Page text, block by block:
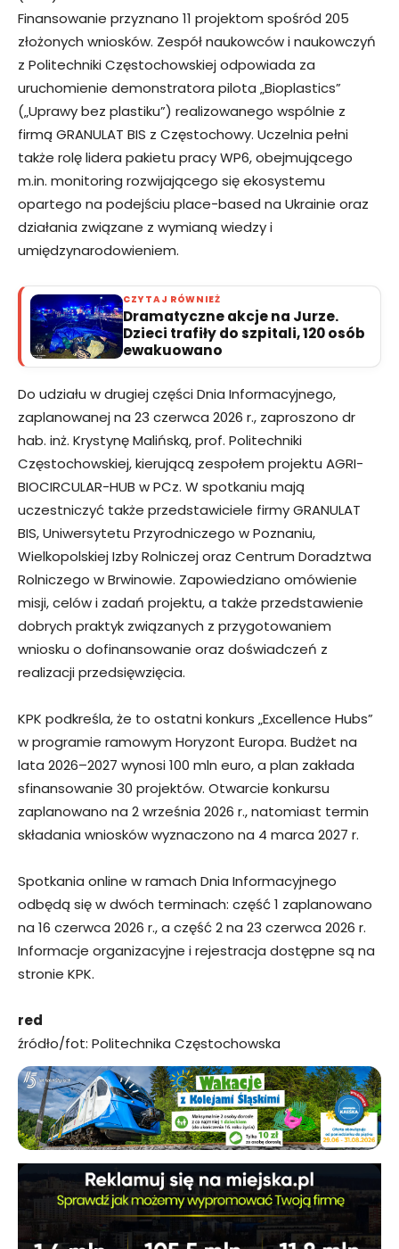
Finansowanie przyznano 11 projektom spośród 205
złożonych wniosków. Zespół naukowców i naukowczyń
z Politechniki Częstochowskiej odpowiada za
uruchomienie demonstratora pilota „Bioplastics”
(„Uprawy bez plastiku”) realizowanego wspólnie z
firmą GRANULAT BIS z Częstochowy. Uczelnia pełni
także rolę lidera pakietu pracy WP6, obejmującego
m.in. monitoring rozwijającego się ekosystemu
opartego na podejściu place-based na Ukrainie oraz
działania związane z wymianą wiedzy i
umiędzynarodowieniem.
CZYTAJ RÓWNIEŻ
Dramatyczne akcje na Jurze.
Dzieci trafiły do szpitali, 120 osób
ewakuowano
Do udziału w drugiej części Dnia Informacyjnego,
zaplanowanej na 23 czerwca 2026 r., zaproszono dr
hab. inż. Krystynę Malińską, prof. Politechniki
Częstochowskiej, kierującą zespołem projektu AGRI-
BIOCIRCULAR-HUB w PCz. W spotkaniu mają
uczestniczyć także przedstawiciele firmy GRANULAT
BIS, Uniwersytetu Przyrodniczego w Poznaniu,
Wielkopolskiej Izby Rolniczej oraz Centrum Doradztwa
Rolniczego w Brwinowie. Zapowiedziano omówienie
misji, celów i zadań projektu, a także przedstawienie
dobrych praktyk związanych z przygotowaniem
wniosku o dofinansowanie oraz doświadczeń z
realizacji przedsięwzięcia.
KPK podkreśla, że to ostatni konkurs „Excellence Hubs”
w programie ramowym Horyzont Europa. Budżet na
lata 2026–2027 wynosi 100 mln euro, a plan zakłada
sfinansowanie 30 projektów. Otwarcie konkursu
zaplanowano na 2 września 2026 r., natomiast termin
składania wniosków wyznaczono na 4 marca 2027 r.
Spotkania online w ramach Dnia Informacyjnego
odbędą się w dwóch terminach: część 1 zaplanowano
na 16 czerwca 2026 r., a część 2 na 23 czerwca 2026 r.
Informacje organizacyjne i rejestracja dostępne są na
stronie KPK.
red
źródło/fot: Politechnika Częstochowska